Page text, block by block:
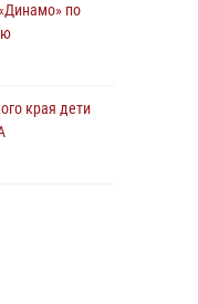
встречу с
по
края дети